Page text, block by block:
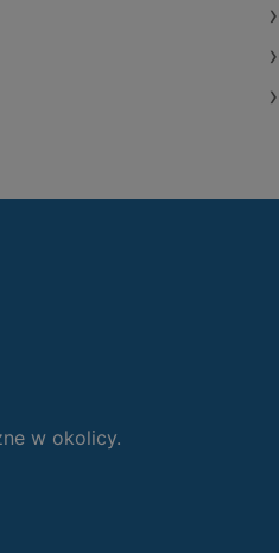
w okolicy.